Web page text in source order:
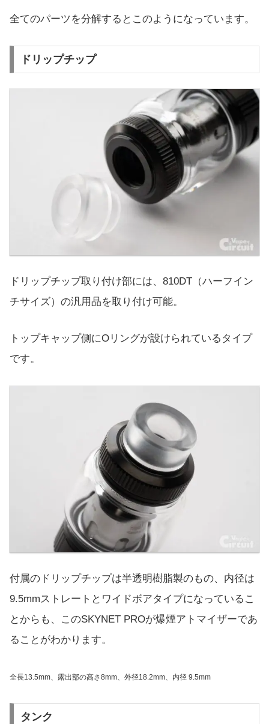
全てのパーツを分解するとこのようになっています。
ドリップチップ
ドリップチップ取り付け部には、810DT（ハーフイン
チサイズ）の汎用品を取り付け可能。
トップキャップ側にOリングが設けられているタイプ
です。
付属のドリップチップは半透明樹脂製のもの、内径は
9.5mmストレートとワイドボアタイプになっているこ
とからも、このSKYNET PROが爆煙アトマイザーであ
ることがわかります。
全長13.5mm、露出部の高さ8mm、外径18.2mm、内径 9.5mm
タンク